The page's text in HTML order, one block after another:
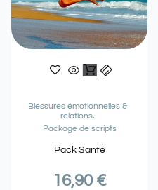
Blessures émotionnelles &
relations
Package de scripts
Pack Santé
16,90 €